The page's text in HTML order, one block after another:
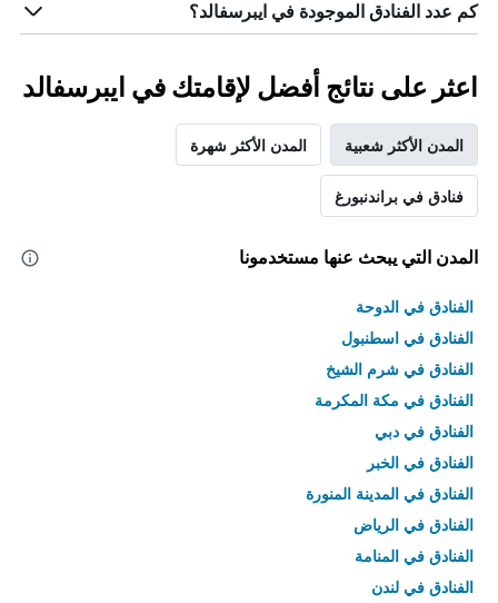
كم عدد الفنادق الموجودة في ايبرسفالد؟
اعثر على نتائج أفضل لإقامتك في ايبرسفالد
المدن الأكثر شعبية المدن الأكثر شهرة
فنادق في براندنبورغ
المدن التي يبحث عنها مستخدمونا
الفنادق في الدوحة
الفنادق في اسطنبول
الفنادق في شرم الشيخ
الفنادق في مكة المكرمة
الفنادق في دبي
الفنادق في الخبر
الفنادق في المدينة المنورة
الفنادق في الرياض
الفنادق في المنامة
الفنادق في لندن